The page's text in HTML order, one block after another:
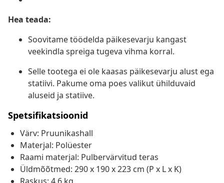
Hea teada:
Soovitame töödelda päikesevarju kangast
veekindla spreiga tugeva vihma korral.
Selle tootega ei ole kaasas päikesevarju alust ega
statiivi. Pakume oma poes valikut ühilduvaid
aluseid ja statiive.
Spetsifikatsioonid
Värv: Pruunikashall
Materjal: Polüester
Raami materjal: Pulbervärvitud teras
Üldmõõtmed: 290 x 190 x 223 cm (P x L x K)